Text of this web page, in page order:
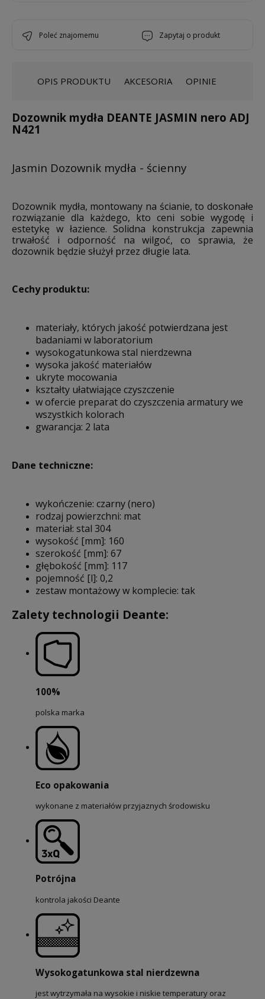
poleć znajomemu zapytaj o produkt
OPIS PRODUKTU AKCESORIA OPINIE
Dozownik mydła DEANTE JASMIN nero ADJ
N421
Jasmin Dozownik mydła - ścienny
Dozownik mydła, montowany na ścianie, to doskonałe
rozwiązanie dla każdego, kto ceni sobie wygodę i
estetykę w łazience. Solidna konstrukcja zapewnia
trwałość i odporność na wilgoć, co sprawia, że
dozownik będzie służył przez długie lata.
Cechy produktu:
materiały, których jakość potwierdzana jest
badaniami w laboratorium
wysokogatunkowa stal nierdzewna
wysoka jakość materiałów
ukryte mocowania
kształty ułatwiające czyszczenie
w ofercie preparat do czyszczenia armatury we
wszystkich kolorach
gwarancja: 2 lata
Dane techniczne:
wykończenie: czarny (nero)
rodzaj powierzchni: mat
materiał: stal 304
wysokość [mm]: 160
szerokość [mm]: 67
głębokość [mm]: 117
pojemność [l]: 0,2
zestaw montażowy w komplecie: tak
Zalety technologii Deante:
100%
polska marka
Eco opakowania
wykonane z materiałów przyjaznych środowisku
Potrójna
kontrola jakości Deante
Wysokogatunkowa stal nierdzewna
jest wytrzymała na wysokie i niskie temperatury oraz